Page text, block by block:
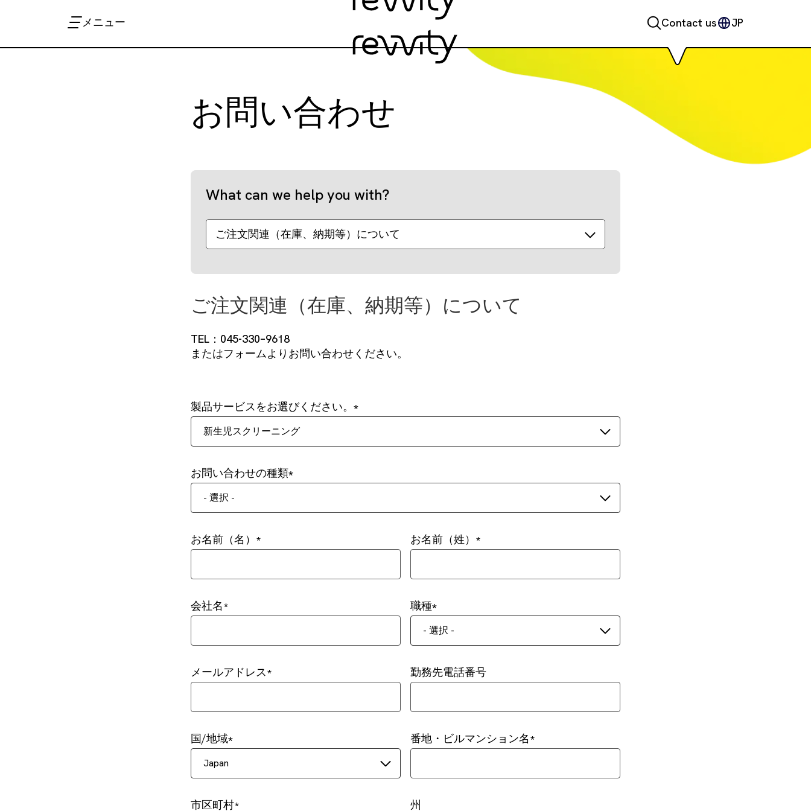
メニュー Contact us JP
お問い合わせ
What can we help you with?
ご注文関連（在庫、納期等）について
ご注文関連（在庫、納期等）について
TEL：045-330–9618
またはフォームよりお問い合わせください。
製品サービスをお選びください。
新生児スクリーニング
お問い合わせの種類
- 選択 -
お名前（名） お名前（姓）
会社名 職種
- 選択 -
メールアドレス 勤務先電話番号
国/地域
Japan
番地・ビルマンション名
市区町村 州